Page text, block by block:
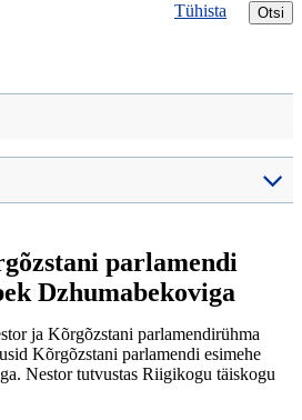
Otsi
Tühista
parlamendi
Dzhumabekoviga
ja Kõrgõzstani parlamendirühma
Kõrgõzstani parlamendi esimehe
Nestor tutvustas Riigikogu täiskogu